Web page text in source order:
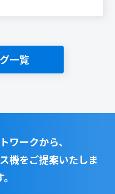
一覧
ワークから、
機をご提案いたしま